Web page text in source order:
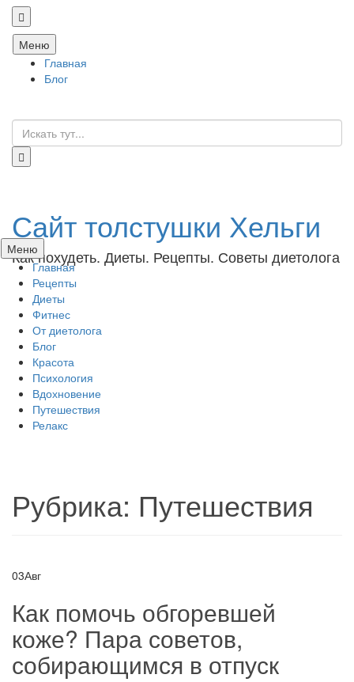
Меню Перейти
к
Главная
Блог
Искать:
Сайт толстушки Хельги
Как похудеть. Диеты. Рецепты. Советы диетолога
Меню Перейти
к
Главная
Рецепты
Диеты
Фитнес
От диетолога
Блог
Красота
Психология
Вдохновение
Путешествия
Релакс
Рубрика: Путешествия
03Авг
Как помочь обгоревшей
коже? Пара советов,
собирающимся в отпуск